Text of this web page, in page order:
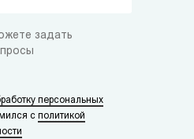
задать
персональных
с политикой